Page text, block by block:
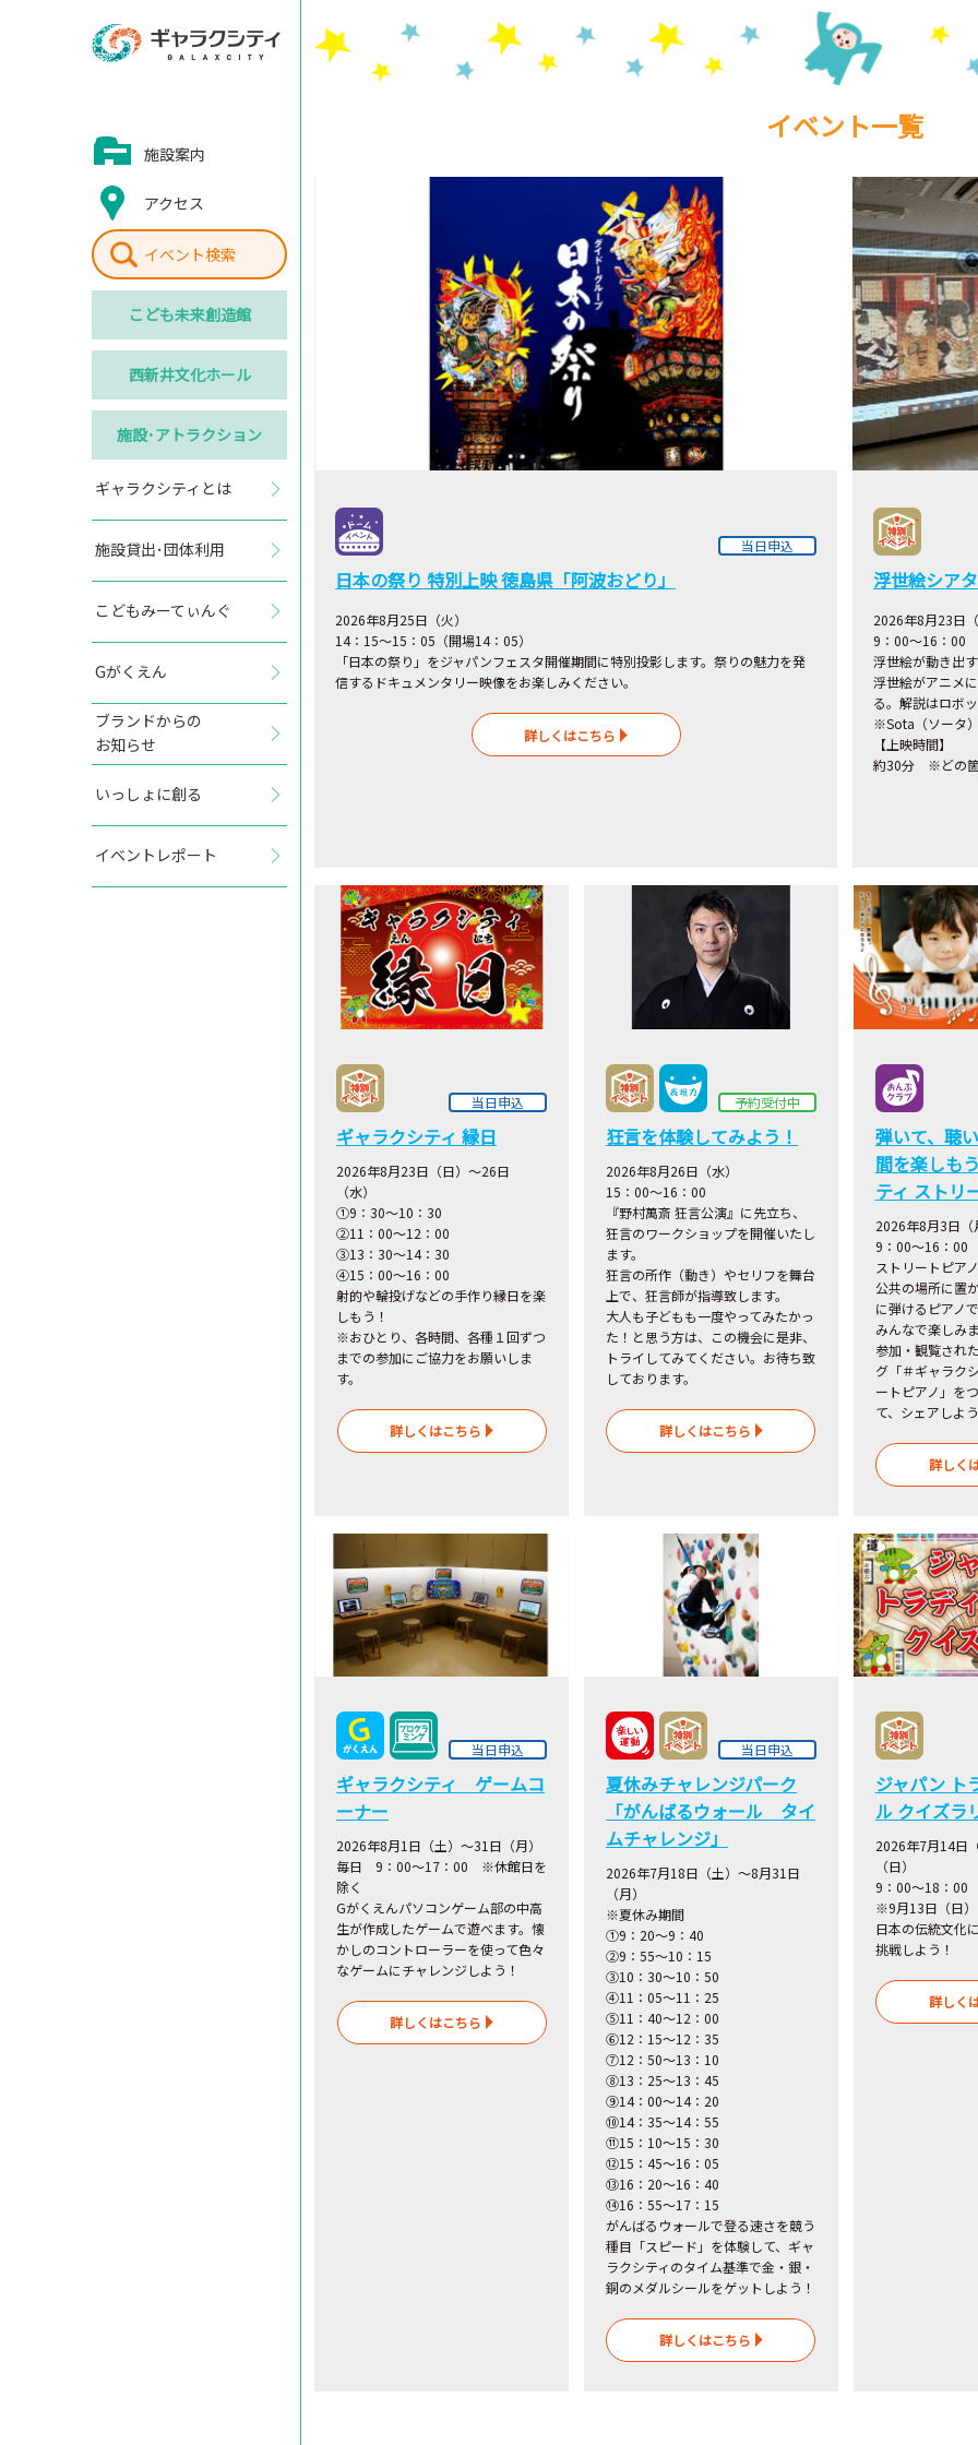
施設案内
アクセス
イベント検索
こども未来創造館
西新井文化ホール
施設･アトラクション
ギャラクシティとは
施設貸出･団体利用
こどもみーてぃんぐ
Gがくえん
ブランドからの
お知らせ
いっしょに創る
イベントレポート
イベント一覧
当日申込
日本の祭り 特別上映 徳島県「阿波おどり」
2026年8月25日（火）
14：15～15：05（開場14：05）
「日本の祭り」をジャパンフェスタ開催期間に特別投影します。祭りの魅力を発
信するドキュメンタリー映像をお楽しみください。
詳しくはこちら
浮世絵シア
2026年8月23日
9：00～16：00
浮世絵が動き出
浮世絵がアニメ
る。解説はロボ
※Sota（ソータ
【上映時間】
約30分 ※どの箇
当日申込
ギャラクシティ 縁日
2026年8月23日（日）～26日
（水）
①9：30～10：30
②11：00～12：00
③13：30～14：30
④15：00～16：00
射的や輪投げなどの手作り縁日を楽
しもう！
※おひとり、各時間、各種１回ずつ
までの参加にご協力をお願いしま
す。
詳しくはこちら
予約受付中
狂言を体験してみよう！
2026年8月26日（水）
15：00～16：00
『野村萬斎 狂言公演』に先立ち、
狂言のワークショップを開催いたし
ます。
狂言の所作（動き）やセリフを舞台
上で、狂言師が指導致します。
大人も子どもも一度やってみたかっ
た！と思う方は、この機会に是非、
トライしてみてください。お待ち致
しております。
詳しくはこちら
弾いて、聴
間を楽しも
ティ ストリ
2026年8月3日
9：00～16：00
ストリートピア
公共の場所に置
に弾けるピアノ
みんなで楽しみ
参加・観覧され
グ「＃ギャラク
ートピアノ」を
て、シェアしよ
詳しく
当日申込
ギャラクシティ ゲームコ
ーナー
2026年8月1日（土）～31日（月）
毎日 9：00～17：00 ※休館日を
除く
Gがくえんパソコンゲーム部の中高
生が作成したゲームで遊べます。懐
かしのコントローラーを使って色々
なゲームにチャレンジしよう！
詳しくはこちら
当日申込
夏休みチャレンジパーク
「がんばるウォール タイ
ムチャレンジ」
2026年7月18日（土）～8月31日
（月）
※夏休み期間
①9：20～9：40
②9：55～10：15
③10：30～10：50
④11：05～11：25
⑤11：40～12：00
⑥12：15～12：35
⑦12：50～13：10
⑧13：25～13：45
⑨14：00～14：20
⑩14：35～14：55
⑪15：10～15：30
⑫15：45～16：05
⑬16：20～16：40
⑭16：55～17：15
がんばるウォールで登る速さを競う
種目「スピード」を体験して、ギャ
ラクシティのタイム基準で金・銀・
銅のメダルシールをゲットしよう！
詳しくはこちら
ジャパン ト
ル クイズラ
2026年7月14日
（日）
9：00～18：00
※9月13日（日
日本の伝統文化
挑戦しよう！
詳しく